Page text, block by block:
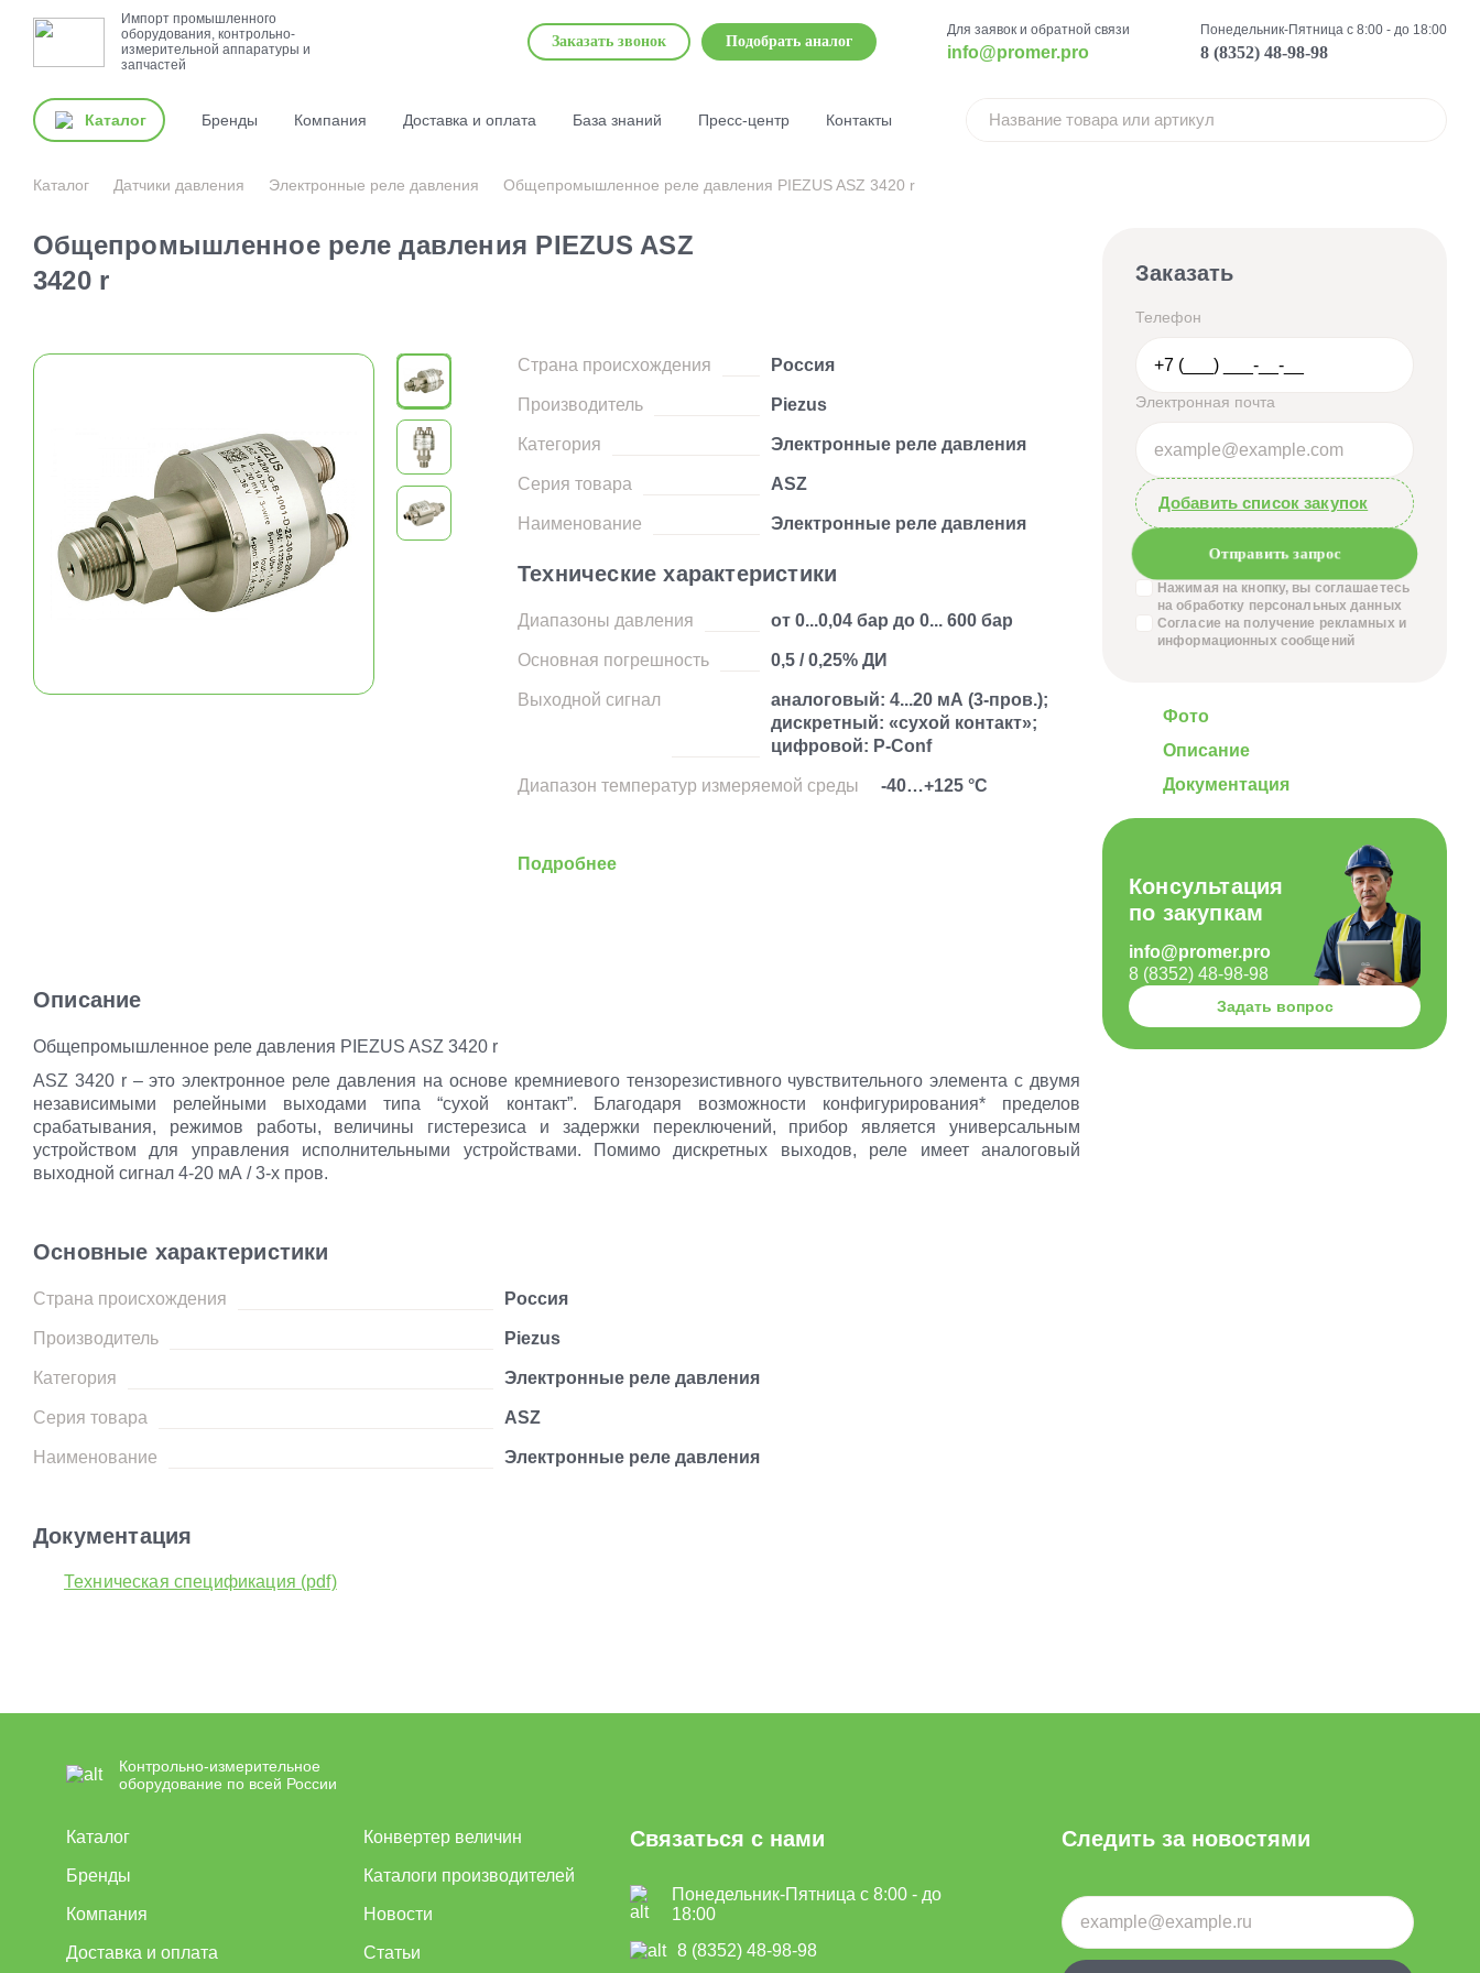
Импорт промышленного
оборудования, контрольно-
измерительной аппаратуры и
запчастей
Заказать звонок Подобрать аналог
Для заявок и обратной связи
info@promer.pro
Понедельник-Пятница с 8:00 - до 18:00
8 (8352) 48-98-98
Каталог Бренды Компания Доставка и оплата База знаний Пресс-центр Контакты
Каталог Датчики давления Электронные реле давления Общепромышленное реле давления PIEZUS ASZ 3420 r
Общепромышленное реле давления PIEZUS ASZ
3420 r
Страна происхождения Россия
Производитель Piezus
Категория Электронные реле давления
Серия товара ASZ
Наименование Электронные реле давления
Технические характеристики
Диапазоны давления от 0...0,04 бар до 0... 600 бар
Основная погрешность 0,5 / 0,25% ДИ
Выходной сигнал
аналоговый: 4...20 мА (3-пров.);
дискретный: «сухой контакт»;
цифровой: P-Conf
Диапазон температур измеряемой среды -40…+125 °C
Подробнее
Описание
Общепромышленное реле давления PIEZUS ASZ 3420 r
ASZ 3420 r – это электронное реле давления на основе кремниевого тензорезистивного чувствительного элемента с двумя
независимыми релейными выходами типа “сухой контакт”. Благодаря возможности конфигурирования* пределов
срабатывания, режимов работы, величины гистерезиса и задержки переключений, прибор является универсальным
устройством для управления исполнительными устройствами. Помимо дискретных выходов, реле имеет аналоговый
выходной сигнал 4-20 мА / 3-х пров.
Основные характеристики
Страна происхождения Россия
Производитель Piezus
Категория Электронные реле давления
Серия товара ASZ
Наименование Электронные реле давления
Документация
Техническая спецификация (pdf)
Заказать
Телефон
Электронная почта
Добавить список закупок
Отправить запрос
Нажимая на кнопку, вы соглашаетесь
на обработку персональных данных
Согласие на получение рекламных и
информационных сообщений
Фото
Описание
Документация
Консультация
по закупкам
info@promer.pro
8 (8352) 48-98-98
Задать вопрос
Контрольно-измерительное
оборудование по всей России
Каталог
Бренды
Компания
Доставка и оплата
Конвертер величин
Каталоги производителей
Новости
Статьи
Связаться с нами
Понедельник-Пятница с 8:00 - до
18:00
8 (8352) 48-98-98
Следить за новостями